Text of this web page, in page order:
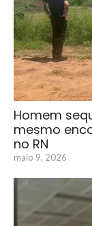
Homem
mesmo
no RN
maio 9, 2026